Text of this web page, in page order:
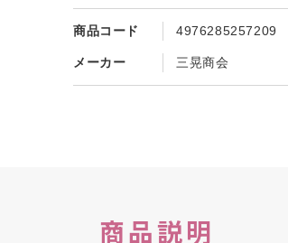
商品コード 4976285257209
メーカー 三晃商会
商品説明